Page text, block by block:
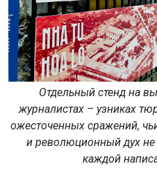
Отдельный стенд на
журналистах – узниках
ожесточенных сражений,
и революционный дух не
каждой